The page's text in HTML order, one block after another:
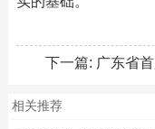
下一篇: 广东省
相关推荐